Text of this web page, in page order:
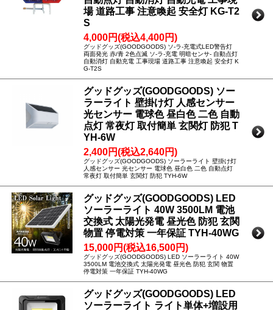
場 道路工事 注意喚起 安全灯 KG-T2
S
4,000円(税込4,400円)
グッドグッズ(GOODGOODS) ソ-ラ-充電式LED警告灯
両面発光 赤/青 2色点滅 ソ-ラ-充電 明暗センサ- 自動点灯
自動消灯 自動充電 工事現場 道路工事 注意喚起 安全灯 K
G-T2S
グッドグッズ(GOODGOODS) ソー
ラーライト 壁掛け灯 人感センサー
光センサー 電球色 昼白色 二色 自動
点灯 常夜灯 取付簡単 玄関灯 防犯 T
YH-6W
2,400円(税込2,640円)
グッドグッズ(GOODGOODS) ソーラーライト 壁掛け灯
人感センサー 光センサー 電球色 昼白色 二色 自動点灯
常夜灯 取付簡単 玄関灯 防犯 TYH-6W
グッドグッズ(GOODGOODS) LED
ソーラーライト 40W 3500LM 電池
交換式 太陽光発電 昼光色 防犯 玄関
物置 停電対策 一年保証 TYH-40WG
15,000円(税込16,500円)
グッドグッズ(GOODGOODS) LED ソーラーライト 40W
3500LM 電池交換式 太陽光発電 昼光色 防犯 玄関 物置
停電対策 一年保証 TYH-40WG
グッドグッズ(GOODGOODS) LED
ソーラーライト ライト単体+増設用